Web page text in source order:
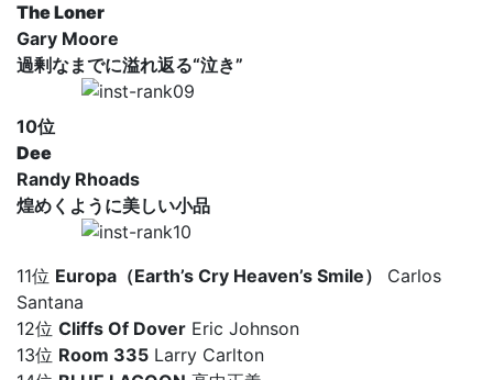
The Loner
Gary Moore
過剰なまでに溢れ返る“泣き”
10位
Dee
Randy Rhoads
煌めくように美しい小品
11位 Europa（Earth’s Cry Heaven’s Smile）
Carlos
Santana
12位 Cliffs Of Dover Eric Johnson
13位 Room 335 Larry Carlton